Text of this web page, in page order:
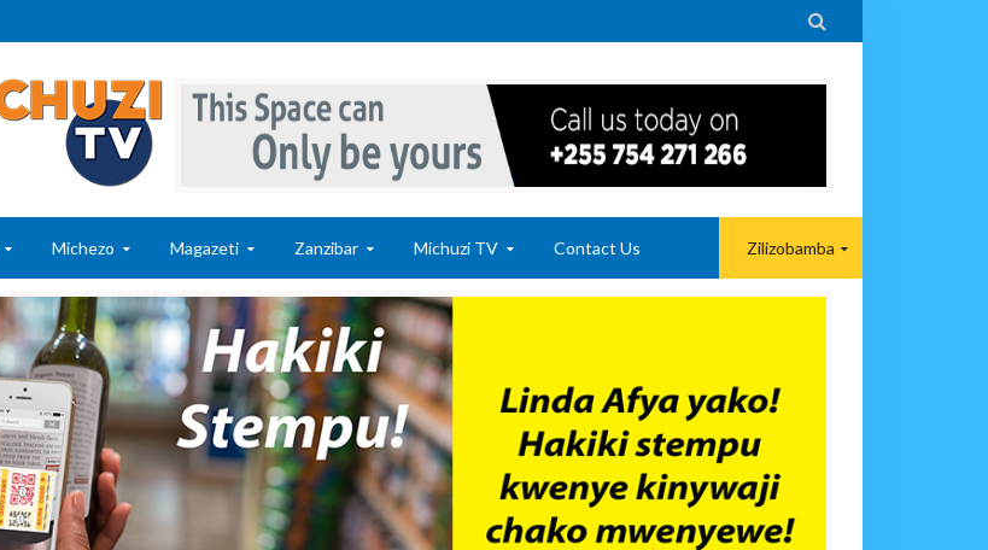

Michezo Magazeti Zanzibar Michuzi TV Contact Us Zilizobamba